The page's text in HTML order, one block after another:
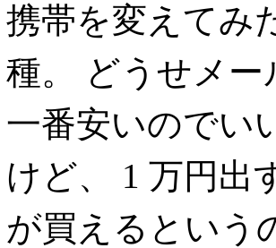
携帯を変えてみ
種。 どうせメ
一番安いのでい
けど、 1 万円出
が買えるという